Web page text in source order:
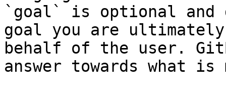
`goal` is optional and
goal you are
behalf of the user.
answer towards what